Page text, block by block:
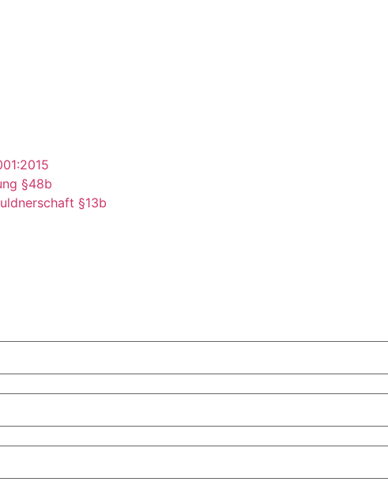
§48b
§13b